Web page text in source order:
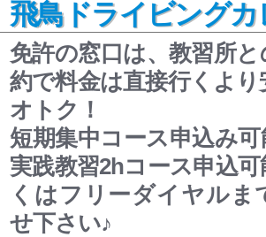
飛鳥ドライビング
免許の窓口は、教習所
約で料金は直接行くより
オトク！
短期集中コース申込み
実践教習2hコース申込
くはフリーダイヤルま
せ下さい♪